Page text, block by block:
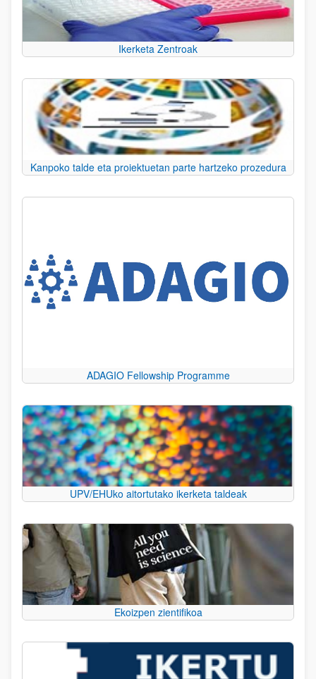
Ikerketa Zentroak
Kanpoko talde eta proiektuetan parte hartzeko prozedura
ADAGIO Fellowship Programme
UPV/EHUko aitortutako ikerketa taldeak
Ekoizpen zientifikoa